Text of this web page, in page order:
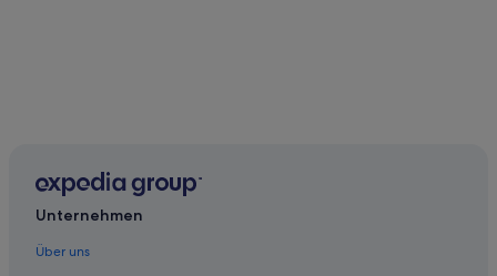
Unternehmen
Über uns